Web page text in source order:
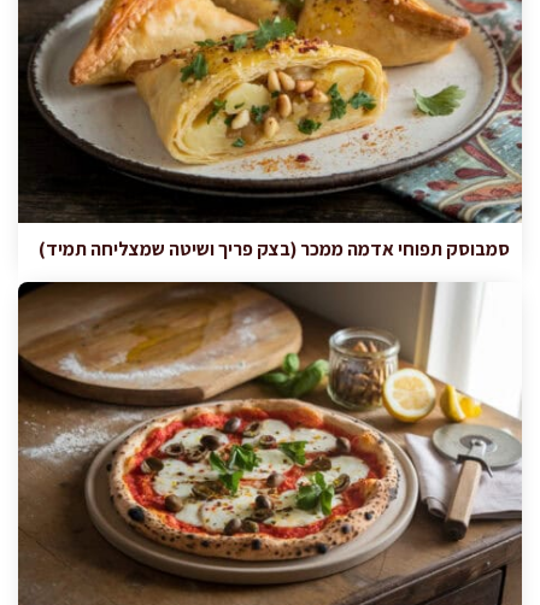
סמבוסק תפוחי אדמה ממכר (בצק פריך ושיטה שמצליחה תמיד)